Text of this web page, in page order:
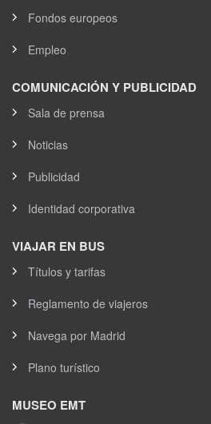
Fondos europeos
Empleo
COMUNICACIÓN Y PUBLICIDAD
Sala de prensa
Noticias
Publicidad
Identidad corporativa
VIAJAR EN BUS
Títulos y tarifas
Reglamento de viajeros
Navega por Madrid
Plano turístico
MUSEO EMT